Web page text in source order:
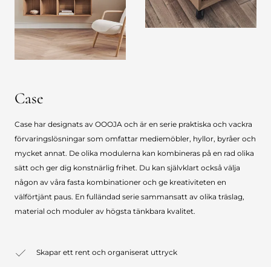
Case
Case har designats av OOOJA och är en serie praktiska och vackra
förvaringslösningar som omfattar mediemöbler, hyllor, byråer och
mycket annat. De olika modulerna kan kombineras på en rad olika
sätt och ger dig konstnärlig frihet. Du kan självklart också välja
någon av våra fasta kombinationer och ge kreativiteten en
välförtjänt paus. En fulländad serie sammansatt av olika träslag,
material och moduler av högsta tänkbara kvalitet.
Skapar ett rent och organiserat uttryck